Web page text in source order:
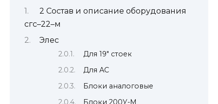
2 Состав и описание оборудования
сгс–22–м
Элес
Для 19″ стоек
Для АС
Блоки аналоговые
Блоки 200У-М